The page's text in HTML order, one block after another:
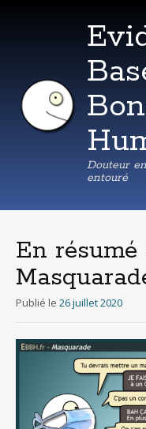
Douteur
entouré
principal
En résumé
Publié le 26 juillet 2020